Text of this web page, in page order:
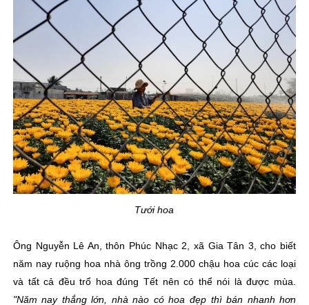
Tưới hoa
Ông Nguyễn Lê An, thôn Phúc Nhạc 2, xã Gia Tân 3, cho biết
năm nay ruộng hoa nhà ông trồng 2.000 chậu hoa cúc các loại
và tất cả đều trổ hoa đúng Tết nên có thể nói là được mùa.
"Năm nay thắng lớn, nhà nào có hoa đẹp thì bán nhanh hơn